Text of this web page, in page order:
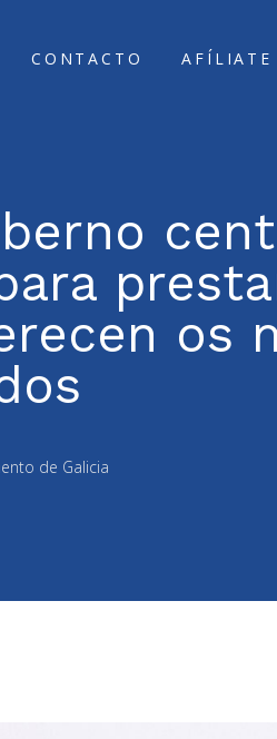
CONTACTO AFÍLIATE
os
de Galicia